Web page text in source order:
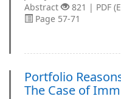
Abstract
821 | PDF
Page 57-71
Portfolio
The Case of